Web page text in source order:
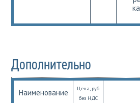
Дополнительно
Наименование
Цена, руб
без НДС